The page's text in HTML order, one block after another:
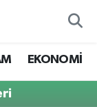
EKONOMİ